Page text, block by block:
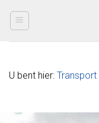
U bent hier: Transport